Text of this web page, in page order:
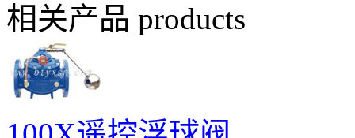
相关产品 products